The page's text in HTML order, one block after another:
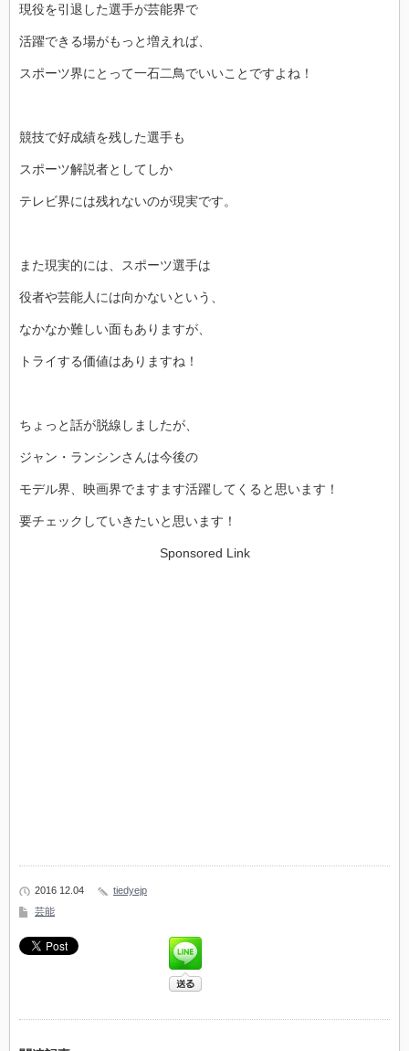
現役を引退した選手が芸能界で
活躍できる場がもっと増えれば、
スポーツ界にとって一石二鳥でいいことですよね！
競技で好成績を残した選手も
スポーツ解説者としてしか
テレビ界には残れないのが現実です。
また現実的には、スポーツ選手は
役者や芸能人には向かないという、
なかなか難しい面もありますが、
トライする価値はありますね！
ちょっと話が脱線しましたが、
ジャン・ランシンさんは今後の
モデル界、映画界でますます活躍してくると思います！
要チェックしていきたいと思います！
Sponsored Link
2016 12.04
tiedyejp
芸能